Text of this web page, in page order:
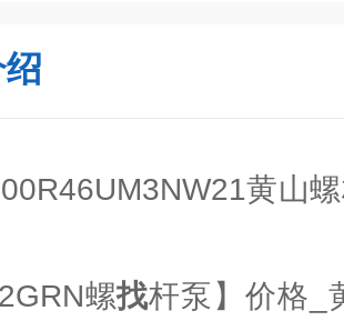
黄山
螺找杆泵】价格_